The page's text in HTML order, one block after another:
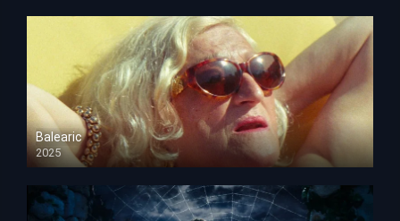
Balearic
2025
HD 1080p